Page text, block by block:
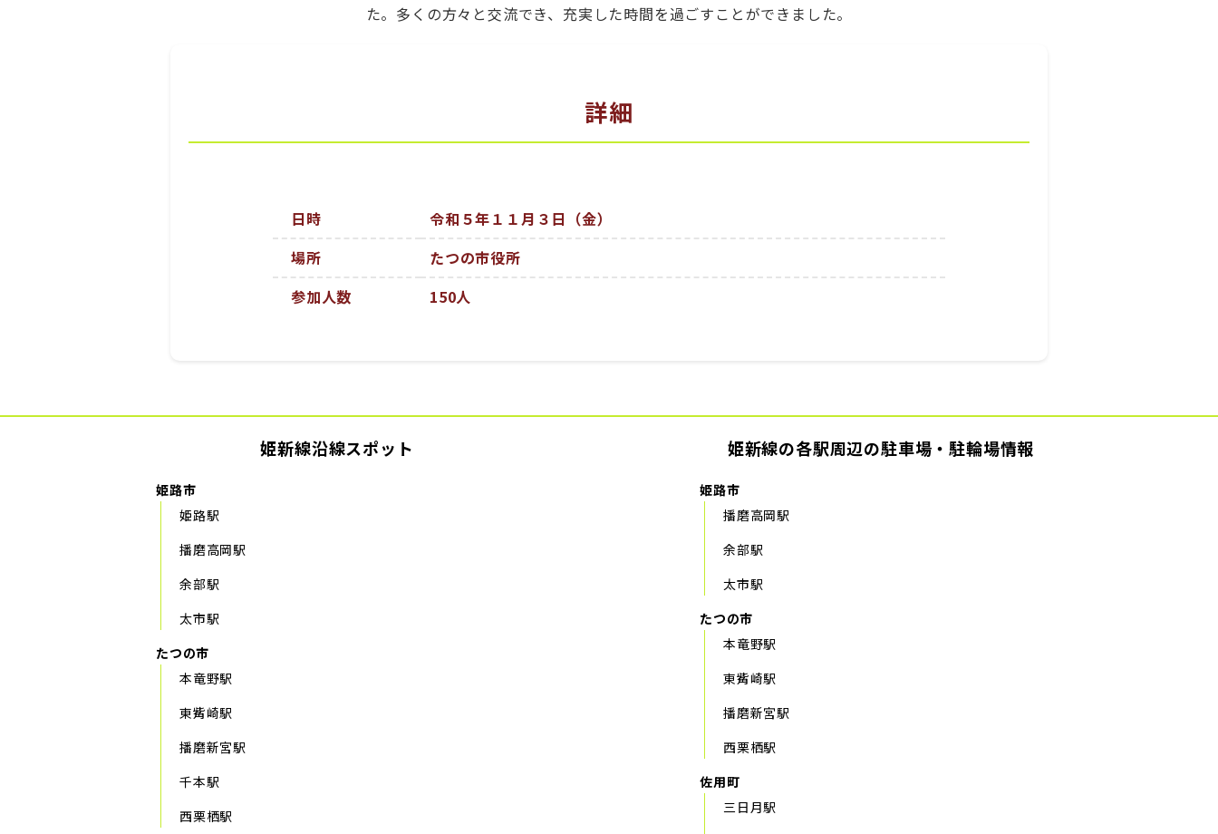
た。多くの方々と交流でき、充実した時間を過ごすことができました。
詳細
日時
令和５年１１月３日（金）
場所
たつの市役所
参加人数
150人
姫新線沿線スポット
姫路市
姫路駅
播磨高岡駅
余部駅
太市駅
たつの市
本竜野駅
東觜崎駅
播磨新宮駅
千本駅
西栗栖駅
姫新線の各駅周辺の駐車場・駐輪場情報
姫路市
播磨高岡駅
余部駅
太市駅
たつの市
本竜野駅
東觜崎駅
播磨新宮駅
西栗栖駅
佐用町
三日月駅